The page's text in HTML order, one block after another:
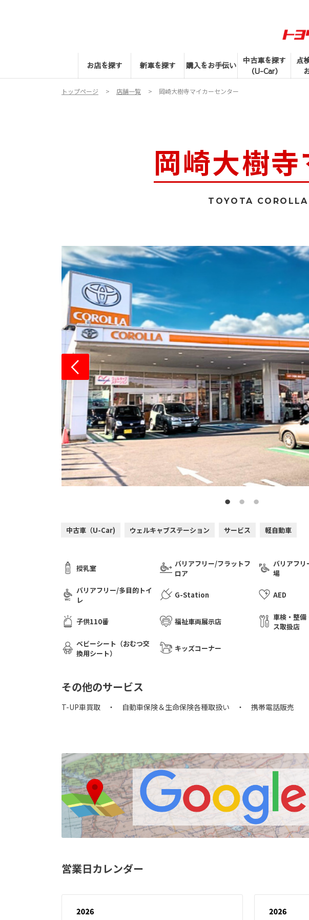
お店を探す 新車を探す 購入をお手伝い
中古車を探す
（U-Car）
点
トップページ 店舗一覧 岡崎大樹寺マイカーセンター
岡崎大樹
TOYOTA
中古車（U-Car) ウェルキャブステーション サービス 軽自動車
授乳室
バリアフリー/フラットフ
ロア
バリアフ
場
バリアフリー/多目的トイ
レ
G-Station AED
子供110番 福祉車両展示店
車検・整備
ス取扱店
ベビーシート（おむつ交
換用シート）
キッズコーナー
その他のサービス
T-UP車買取 ・ 自動車保険＆生命保険各種取扱い ・ 携帯電話販売
営業日カレンダー